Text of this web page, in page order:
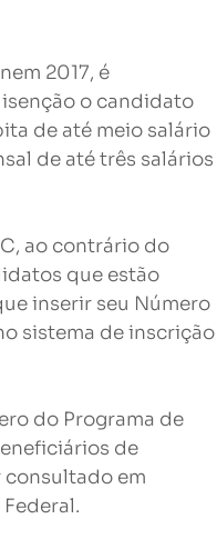
2017, é
o candidato
de até meio salário
de até três salários
ao contrário do
que estão
inserir seu Número
sistema de inscrição
do Programa de
de
consultado em